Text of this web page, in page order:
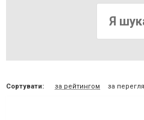
Сортувати: за рейтингом за